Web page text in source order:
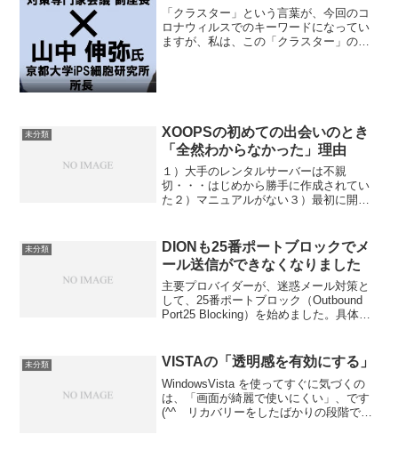
事）＞で、クラスターの意味って
理解してますか?
「クラスター」という言葉が、今回のコ
ロナウィルスでのキーワードになってい
ますが、私は、この「クラスター」の意
未分類
XOOPSの初めての出会いのとき
「全然わからなかった」理由
１）大手のレンタルサーバーは不親
切・・・はじめから勝手に作成されてい
た２）マニュアルがない３）最初に開い
とここのサイト・・・５分は無理・・運
営は誰でもできる・・箱を作っ...
未分類
DIONも25番ポートブロックでメ
ール送信ができなくなりました
主要プロバイダーが、迷惑メール対策と
して、25番ポートブロック（Outbound
Port25 Blocking）を始めました。具体的
きなくなる、という症状がおきます。...
未分類 VISTAの「透明感を有効にする」
WindowsVista を使ってすぐに気づくの
は、「画面が綺麗で使いにくい」、です
(^^ゞリカバリーをしたばかりの段階です